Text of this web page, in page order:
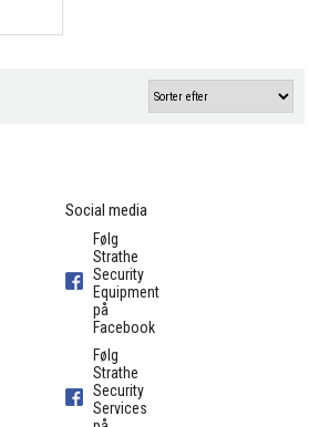
Social media
Følg
Strathe
Security
Equipment
på
Facebook
Følg
Strathe
Security
Services